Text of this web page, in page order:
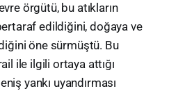
örgütü, bu atıkların
edildiğini, doğaya ve
öne sürmüştü. Bu
ile ilgili ortaya attığı
yankı uyandırması